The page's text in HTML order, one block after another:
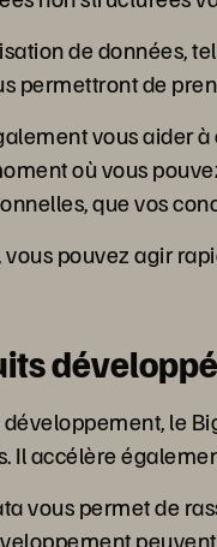
de données,
permettront de
vous aider
où vous
que vos
vous pouvez agir
le
Il accélère
vous permet de